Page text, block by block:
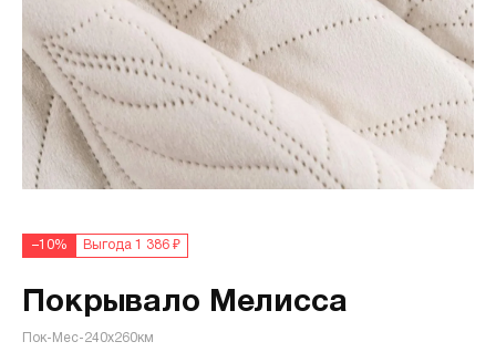
–10% Выгода 1 386 ₽
Покрывало Мелисса
Пок-Мес-240х260км